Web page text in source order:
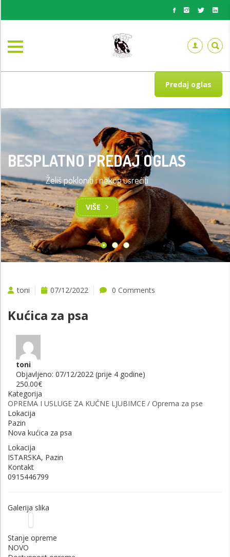
Predaj oglas
BESPLATNO PREDAJ OGLAS
Želiš pokloniti i nekog usrećiti
VIŠE
toni 07/12/2022 0 Comments
Kućica za psa
toni
Objavljeno: 07/12/2022 (prije 4 godine)
250.00€
Kategorija
OPREMA I USLUGE ZA KUĆNE LJUBIMCE / Oprema za pse
Lokacija
Pazin
Nova kućica za psa
Lokacija
ISTARSKA, Pazin
Kontakt
0915446799
Galerija slika
Stanje opreme
NOVO